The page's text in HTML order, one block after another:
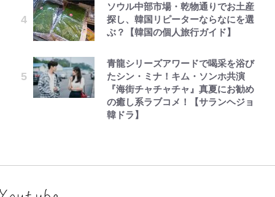
ソウル中部市場・乾物通りでお土産
探し、韓国リピーターならなにを選
ぶ？【韓国の個人旅行ガイド】
青龍シリーズアワードで喝采を浴び
たシン・ミナ！キム・ソンホ共演
『海街チャチャチャ』真夏にお勧め
の癒し系ラブコメ！【サランヘジョ
韓ドラ】